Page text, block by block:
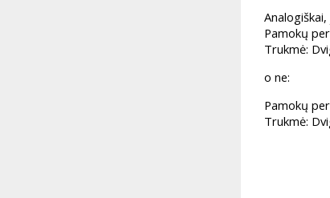
Pamokų
Trukmė:
o ne:
Pamokų
Trukmė: